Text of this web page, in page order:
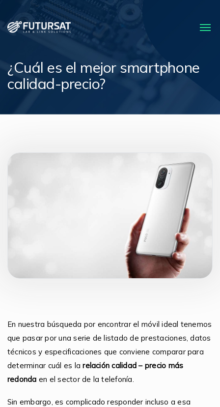
¿Cuál es el mejor smartphone
calidad-precio?
En nuestra búsqueda por encontrar el móvil ideal tenemos
que pasar por una serie de listado de prestaciones, datos
técnicos y especificaciones que conviene comparar para
determinar cuál es larelación calidad – precio más
redonda en el sector de la telefonía.
Sin embargo, es complicado responder incluso a esa